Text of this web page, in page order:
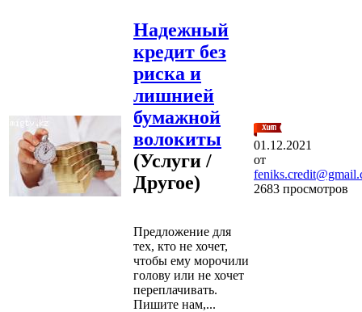
Надежный
кредит без
риска и
лишнией
бумажной
волокиты
(Услуги /
Другое)
Предложение для
тех, кто не хочет,
чтобы ему морочили
голову или не хочет
переплачивать.
Пишите нам,...
01.12.2021
от
2683 просмотров